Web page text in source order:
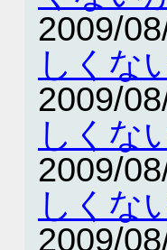
2009/
しくな
2009/
しくな
2009/
しくな
2009/